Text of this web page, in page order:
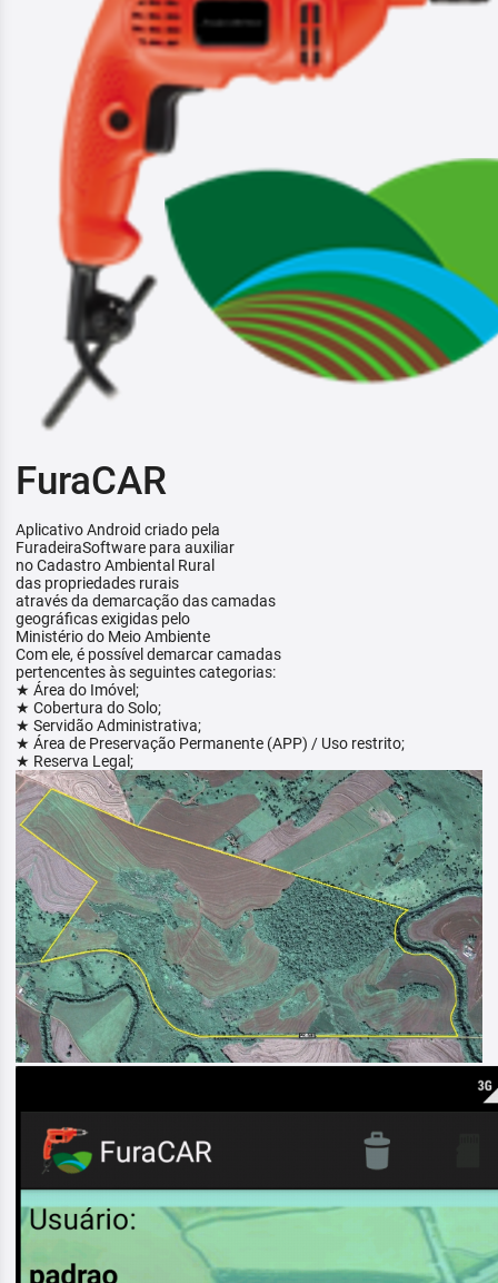
FuraCAR
Aplicativo Android criado pela
FuradeiraSoftware para auxiliar
no Cadastro Ambiental Rural
das propriedades rurais
através da demarcação das camadas
geográficas exigidas pelo
Ministério do Meio Ambiente
Com ele, é possível demarcar camadas
pertencentes às seguintes categorias:
★ Área do Imóvel;
★ Cobertura do Solo;
★ Servidão Administrativa;
★ Área de Preservação Permanente (APP) / Uso restrito;
★ Reserva Legal;